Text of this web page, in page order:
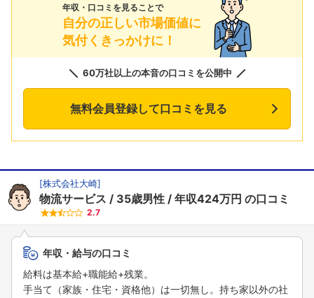
年収・口コミを見ることで
自分の正しい市場価値に
気付くきっかけに！
60万社以上の本音の口コミを公開中
無料会員登録して口コミを見る
[株式会社大崎]
物流サービス 35歳男性 年収424万円 の口コミ
2.7
年収・給与の口コミ
給料は基本給+職能給+残業。
手当て（家族・住宅・資格他）は一切無し。持ち家以外の社